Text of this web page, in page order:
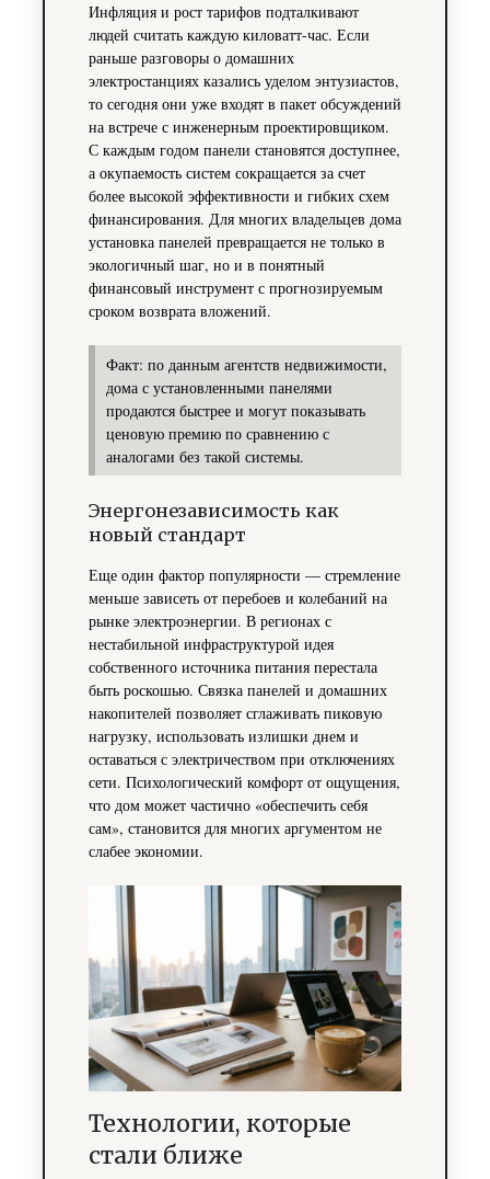
Инфляция и рост тарифов подталкивают
людей считать каждую киловатт-час. Если
раньше разговоры о домашних
электростанциях казались уделом энтузиастов,
то сегодня они уже входят в пакет обсуждений
на встрече с инженерным проектировщиком.
С каждым годом панели становятся доступнее,
а окупаемость систем сокращается за счет
более высокой эффективности и гибких схем
финансирования. Для многих владельцев дома
установка панелей превращается не только в
экологичный шаг, но и в понятный
финансовый инструмент с прогнозируемым
сроком возврата вложений.
Факт: по данным агентств недвижимости,
дома с установленными панелями
продаются быстрее и могут показывать
ценовую премию по сравнению с
аналогами без такой системы.
Энергонезависимость как
новый стандарт
Еще один фактор популярности — стремление
меньше зависеть от перебоев и колебаний на
рынке электроэнергии. В регионах с
нестабильной инфраструктурой идея
собственного источника питания перестала
быть роскошью. Связка панелей и домашних
накопителей позволяет сглаживать пиковую
нагрузку, использовать излишки днем и
оставаться с электричеством при отключениях
сети. Психологический комфорт от ощущения,
что дом может частично «обеспечить себя
сам», становится для многих аргументом не
слабее экономии.
Технологии, которые
стали ближе